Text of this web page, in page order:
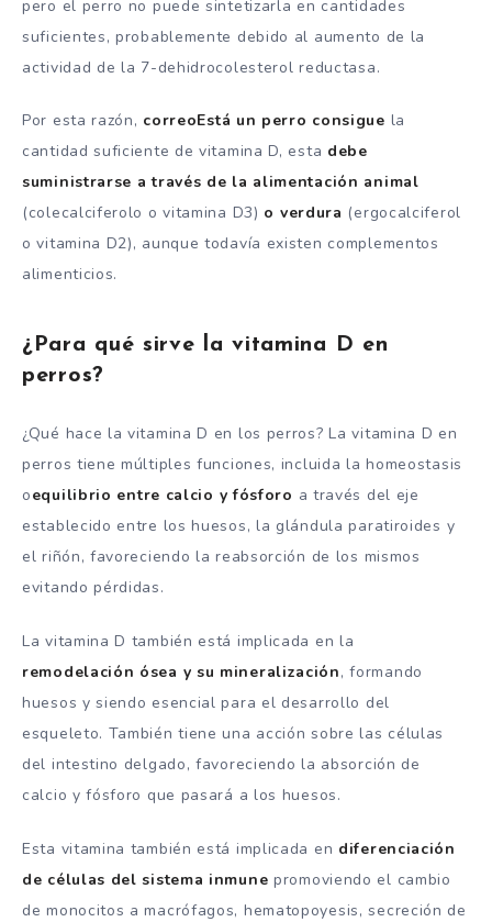
pero el perro no puede sintetizarla en cantidades
suficientes, probablemente debido al aumento de la
actividad de la 7-dehidrocolesterol reductasa.
Por esta razón, correoEstá un perro consigue la
cantidad suficiente de vitamina D, esta debe
suministrarse a través de la alimentación animal
(colecalciferolo o vitamina D3) o verdura (ergocalciferol
o vitamina D2), aunque todavía existen complementos
alimenticios.
¿Para qué sirve la vitamina D en
perros?
¿Qué hace la vitamina D en los perros? La vitamina D en
perros tiene múltiples funciones, incluida la homeostasis
oequilibrio entre calcio y fósforo a través del eje
establecido entre los huesos, la glándula paratiroides y
el riñón, favoreciendo la reabsorción de los mismos
evitando pérdidas.
La vitamina D también está implicada en la
remodelación ósea y su mineralización, formando
huesos y siendo esencial para el desarrollo del
esqueleto. También tiene una acción sobre las células
del intestino delgado, favoreciendo la absorción de
calcio y fósforo que pasará a los huesos.
Esta vitamina también está implicada en diferenciación
de células del sistema inmune promoviendo el cambio
de monocitos a macrófagos, hematopoyesis, secreción de